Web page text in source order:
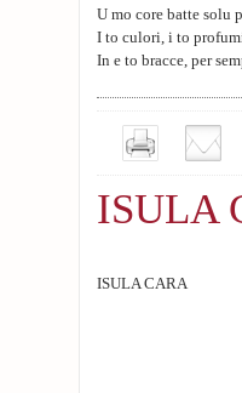
U mo core batte solu
I to culori, i to
In e to bracce, per
Da chjucu chjucu,
A terra, a libertà, i so
Chì li anu trasmessi,
ISULA
ISULA CARA